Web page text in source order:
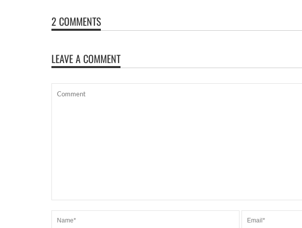
2 COMMENTS
LEAVE A COMMENT